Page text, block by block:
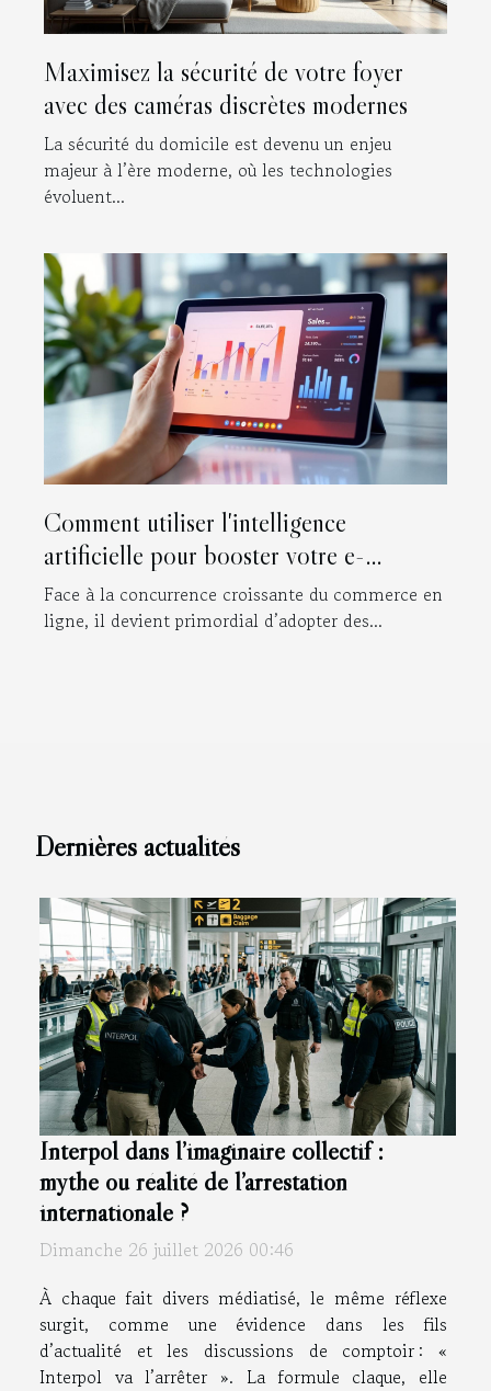
Maximisez la sécurité de votre foyer
avec des caméras discrètes modernes
La sécurité du domicile est devenu un enjeu
majeur à l’ère moderne, où les technologies
évoluent...
Comment utiliser l'intelligence
artificielle pour booster votre e-
commerce ?
Face à la concurrence croissante du commerce en
ligne, il devient primordial d’adopter des...
Dernières actualités
Interpol dans l’imaginaire collectif :
mythe ou réalité de l’arrestation
internationale ?
Dimanche 26 juillet 2026 00:46
À chaque fait divers médiatisé, le même réflexe
surgit, comme une évidence dans les fils
d’actualité et les discussions de comptoir : «
Interpol va l’arrêter ». La formule claque, elle